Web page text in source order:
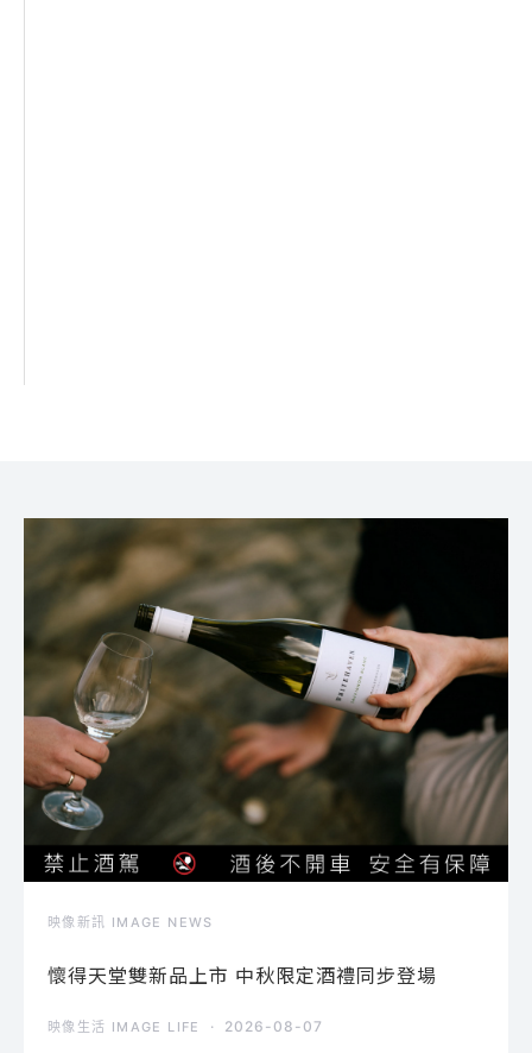
映像新訊 IMAGE NEWS
懷得天堂雙新品上市 中秋限定酒禮同步登場
映像生活 IMAGE LIFE 2026-08-07